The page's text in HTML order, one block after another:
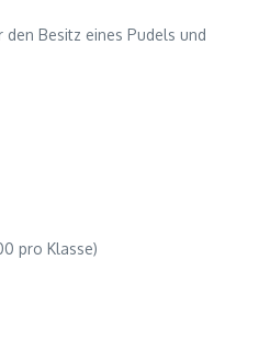
Besitz eines Pudels und
pro Klasse)